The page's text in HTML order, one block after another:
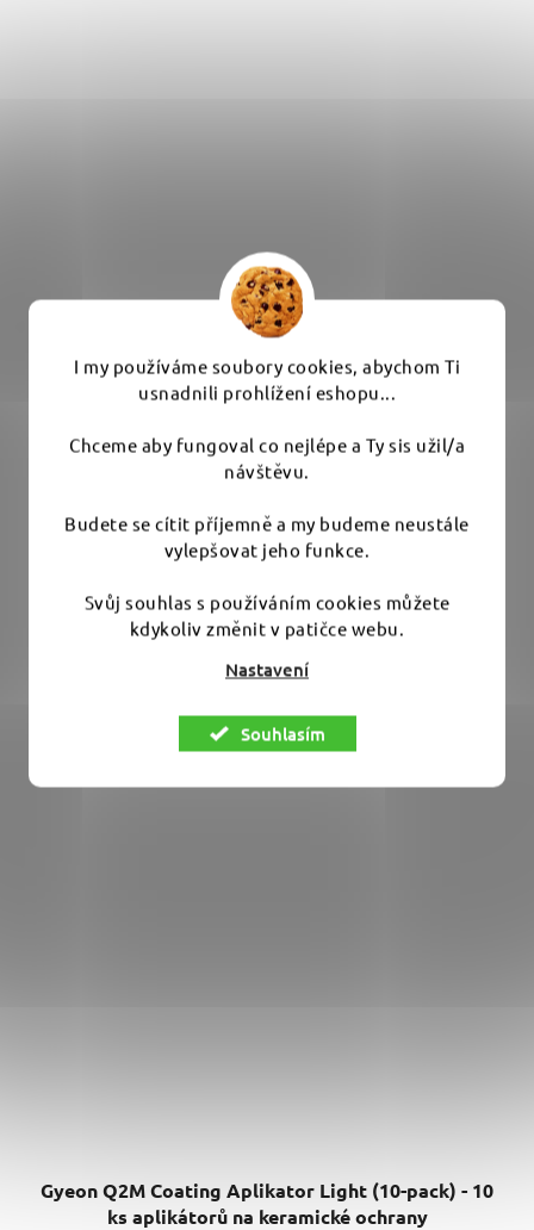
I my používáme soubory cookies, abychom Ti
usnadnili prohlížení eshopu...
Chceme aby fungoval co nejlépe a Ty sis užil/a
návštěvu.
Budete se cítit příjemně a my budeme neustále
vylepšovat jeho funkce.
Svůj souhlas s používáním cookies můžete
kdykoliv změnit v patičce webu.
Nastavení
Souhlasím
aplikátor
Skladem(1 ks)
49 Kč
DO KOŠÍKU
Velmi jemný pěnový aplikátor s otevřenými buňkami,
Gyeon Q2M Coating Aplikator Light (10-pack) - 10
ks aplikátorů na keramické ochrany